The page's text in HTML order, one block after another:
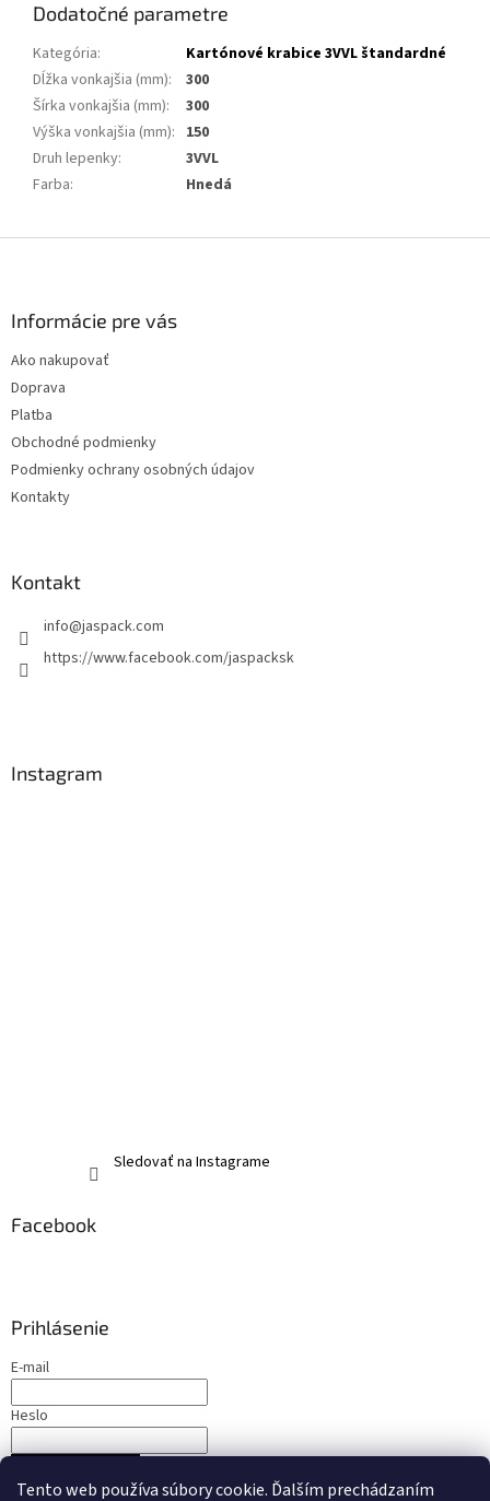
Tento web používa súbory cookie. Ďalším prechádzaním
Dodatočné parametre
Kategória:
Kartónové krabice 3VVL štandardné
Dĺžka vonkajšia (mm):
300
Šírka vonkajšia (mm):
300
Výška vonkajšia (mm): 150
Druh lepenky:
3VVL
Farba: Hnedá
Informácie pre vás
Ako nakupovať
Doprava
Platba
Obchodné podmienky
Podmienky ochrany osobných údajov
Kontakty
Kontakt
info@jaspack.com
https://www.facebook.com/jaspacksk
Instagram
Sledovať na Instagrame
Facebook
Prihlásenie
E-mail
Heslo